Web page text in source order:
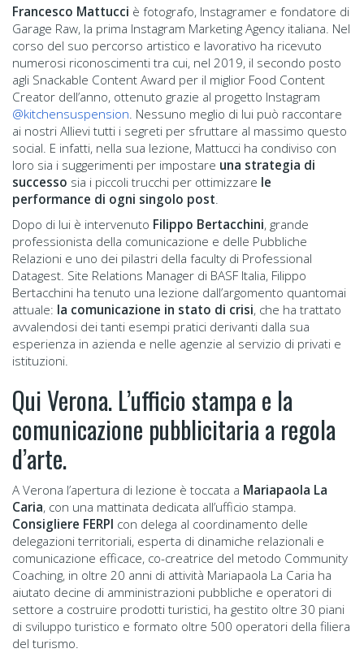
Francesco Mattucci è fotografo, Instagramer e fondatore di
Garage Raw, la prima Instagram Marketing Agency italiana. Nel
corso del suo percorso artistico e lavorativo ha ricevuto
numerosi riconoscimenti tra cui, nel 2019, il secondo posto
agli Snackable Content Award per il miglior Food Content
Creator dell’anno, ottenuto grazie al progetto Instagram
@kitchensuspension. Nessuno meglio di lui può raccontare
ai nostri Allievi tutti i segreti per sfruttare al massimo questo
social. E infatti, nella sua lezione, Mattucci ha condiviso con
loro sia i suggerimenti per impostare una strategia di
successo sia i piccoli trucchi per ottimizzare le
performance di ogni singolo post.
Dopo di lui è intervenuto Filippo Bertacchini, grande
professionista della comunicazione e delle Pubbliche
Relazioni e uno dei pilastri della faculty di Professional
Datagest. Site Relations Manager di BASF Italia, Filippo
Bertacchini ha tenuto una lezione dall’argomento quantomai
attuale: la comunicazione in stato di crisi, che ha trattato
avvalendosi dei tanti esempi pratici derivanti dalla sua
esperienza in azienda e nelle agenzie al servizio di privati e
istituzioni.
Qui Verona. L’ufficio stampa e la
comunicazione pubblicitaria a regola
d’arte.
A Verona l’apertura di lezione è toccata a Mariapaola La
Caria, con una mattinata dedicata all’ufficio stampa.
Consigliere FERPI con delega al coordinamento delle
delegazioni territoriali, esperta di dinamiche relazionali e
comunicazione efficace, co-creatrice del metodo Community
Coaching, in oltre 20 anni di attività Mariapaola La Caria ha
aiutato decine di amministrazioni pubbliche e operatori di
settore a costruire prodotti turistici, ha gestito oltre 30 piani
di sviluppo turistico e formato oltre 500 operatori della filiera
del turismo.